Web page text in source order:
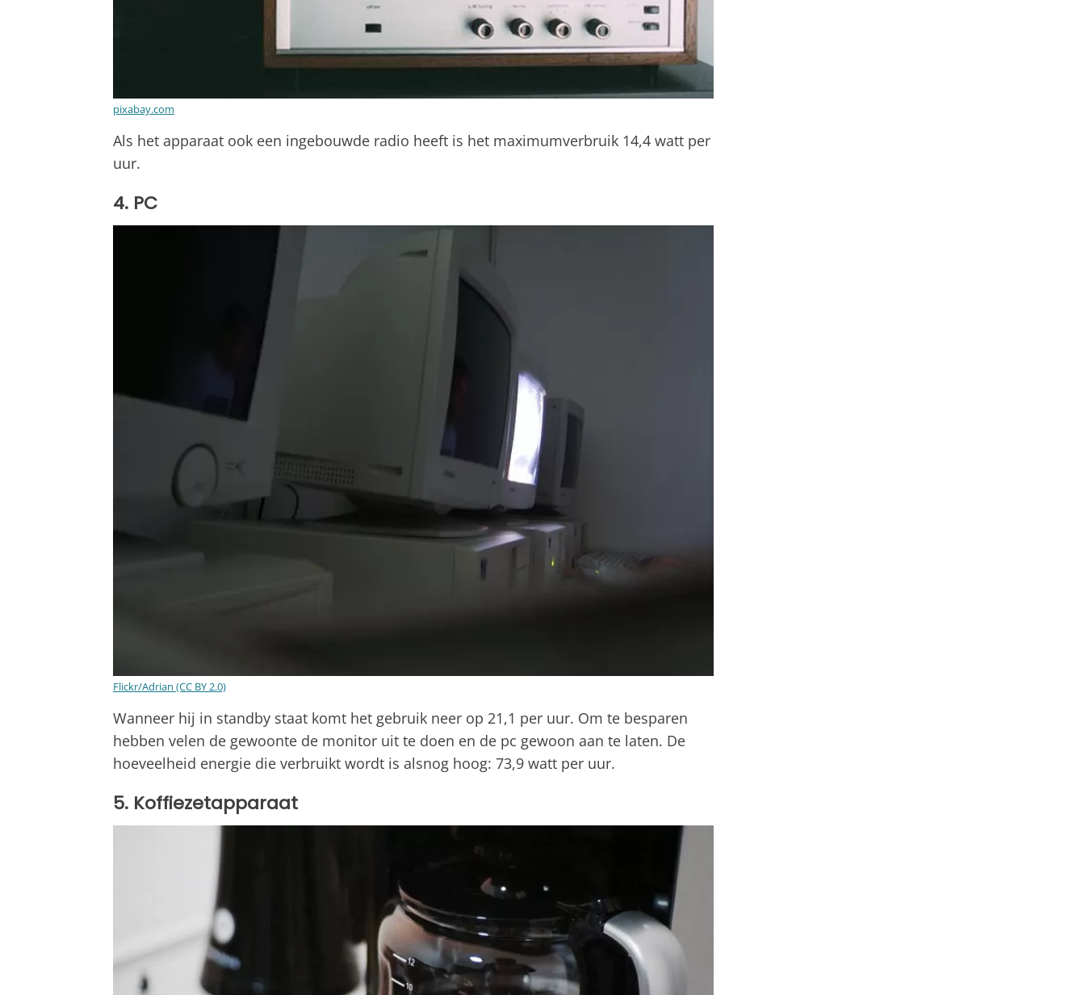
pixabay.com
Als het apparaat ook een ingebouwde radio heeft is het maximumverbruik 14,4 watt per
uur.
4. PC
Flickr/Adrian (CC BY 2.0)
Wanneer hij in standby staat komt het gebruik neer op 21,1 per uur. Om te besparen
hebben velen de gewoonte de monitor uit te doen en de pc gewoon aan te laten. De
hoeveelheid energie die verbruikt wordt is alsnog hoog: 73,9 watt per uur.
5. Koffiezetapparaat